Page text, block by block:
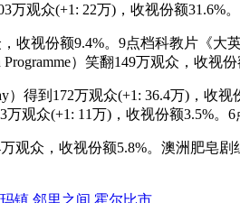
观众(+1: 22万)，收视份额31.6%。
视份额9.4%。9点档科教片《大
）笑翻149万观众，收视份
得到172万观众(+1: 36.4万)，收
观众(+1: 11万)，收视份额3.5%。
观众，收视份额5.8%。澳洲肥皂
镇 邻里之间 霍尔比市